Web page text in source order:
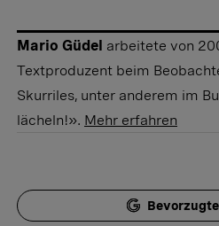
Mario Güdel arbeitete von
Textproduzent beim
Skurriles, unter anderem im
lächeln!». Mehr erfahren